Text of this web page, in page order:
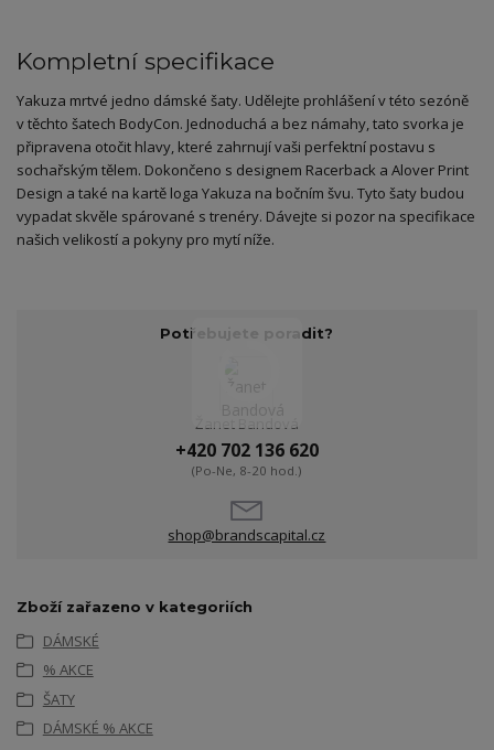
Kompletní specifikace
Yakuza mrtvé jedno dámské šaty. Udělejte prohlášení v této sezóně
v těchto šatech BodyCon. Jednoduchá a bez námahy, tato svorka je
připravena otočit hlavy, které zahrnují vaši perfektní postavu s
sochařským tělem. Dokončeno s designem Racerback a Alover Print
Design a také na kartě loga Yakuza na bočním švu. Tyto šaty budou
vypadat skvěle spárované s trenéry. Dávejte si pozor na specifikace
našich velikostí a pokyny pro mytí níže.
Potřebujete poradit?
Žanet Bandová
+420 702 136 620
(Po-Ne, 8-20 hod.)
shop@brandscapital.cz
Zboží zařazeno v kategoriích
DÁMSKÉ
% AKCE
ŠATY
DÁMSKÉ % AKCE